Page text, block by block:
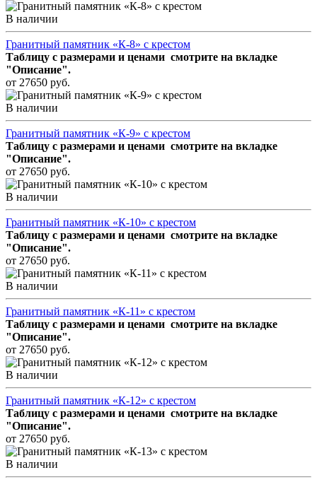
В наличии
Гранитный памятник «К-8» с крестом
Таблицу с размерами и ценами смотрите на вкладке
"Описание".
от 27650 руб.
В наличии
Гранитный памятник «К-9» с крестом
Таблицу с размерами и ценами смотрите на вкладке
"Описание".
от 27650 руб.
В наличии
Гранитный памятник «К-10» с крестом
Таблицу с размерами и ценами смотрите на вкладке
"Описание".
от 27650 руб.
В наличии
Гранитный памятник «К-11» с крестом
Таблицу с размерами и ценами смотрите на вкладке
"Описание".
от 27650 руб.
В наличии
Гранитный памятник «К-12» с крестом
Таблицу с размерами и ценами смотрите на вкладке
"Описание".
от 27650 руб.
В наличии